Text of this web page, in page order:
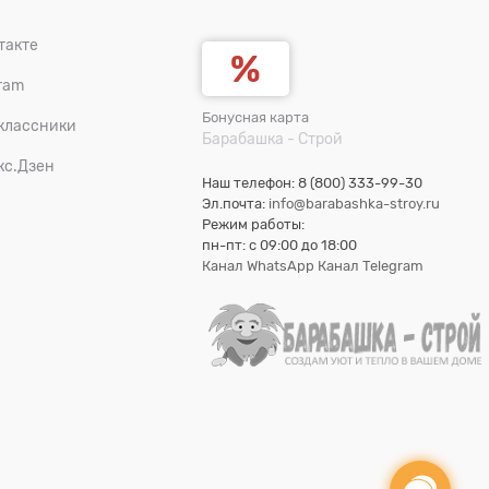
Бонусная карта
Барабашка - Строй
Наш телефон: 8 (800) 333-99-30
Эл.почта: info@barabashka-stroy.ru
Режим работы:
пн-пт: c 09:00 до 18:00
Канал WhatsApp Канал Telegram